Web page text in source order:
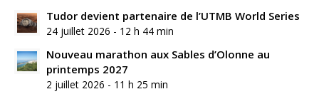
Tudor devient partenaire de l’UTMB World Series
24 juillet 2026 - 12 h 44 min
Nouveau marathon aux Sables d’Olonne au
printemps 2027
2 juillet 2026 - 11 h 25 min